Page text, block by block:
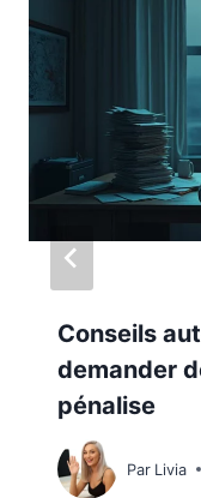
Conseils
demander
pénalise
Par Livia